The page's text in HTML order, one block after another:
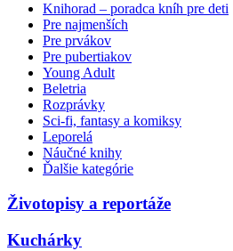
Knihorad – poradca kníh pre deti
Pre najmenších
Pre prvákov
Pre pubertiakov
Young Adult
Beletria
Rozprávky
Sci-fi, fantasy a komiksy
Leporelá
Náučné knihy
Ďalšie kategórie
Životopisy a reportáže
Kuchárky